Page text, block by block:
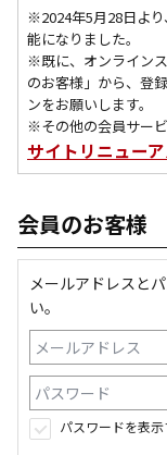
※2024年5月28日よ
能になりました。
※既に、 オンライン
のお客様」から、登
ンをお願いします。
※その他の会員サー
サイトリニュー
会員のお客様
メールアドレスと
い。
パスワードを表示